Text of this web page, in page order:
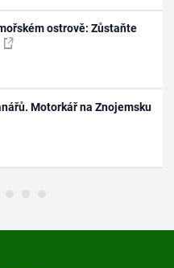
ostrově: Zůstaňte
Motorkář na Znojemsku